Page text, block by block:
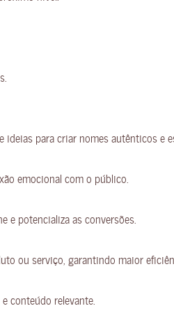
ideias para criar nomes autênticos e
emocional com o público.
e potencializa as conversões.
ou serviço, garantindo maior
conteúdo relevante.